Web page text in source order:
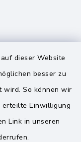
dieser Website
besser zu
wird. So können wir
erteilte Einwilligung
Link in unseren